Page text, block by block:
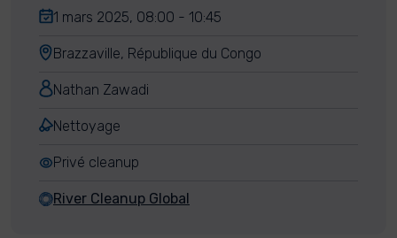
1 mars 2025, 08:00 - 10:45
Brazzaville, République du Congo
Nathan Zawadi
Nettoyage
Privé cleanup
River Cleanup Global